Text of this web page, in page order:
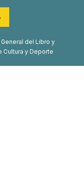
del Libro y
Cultura y Deporte